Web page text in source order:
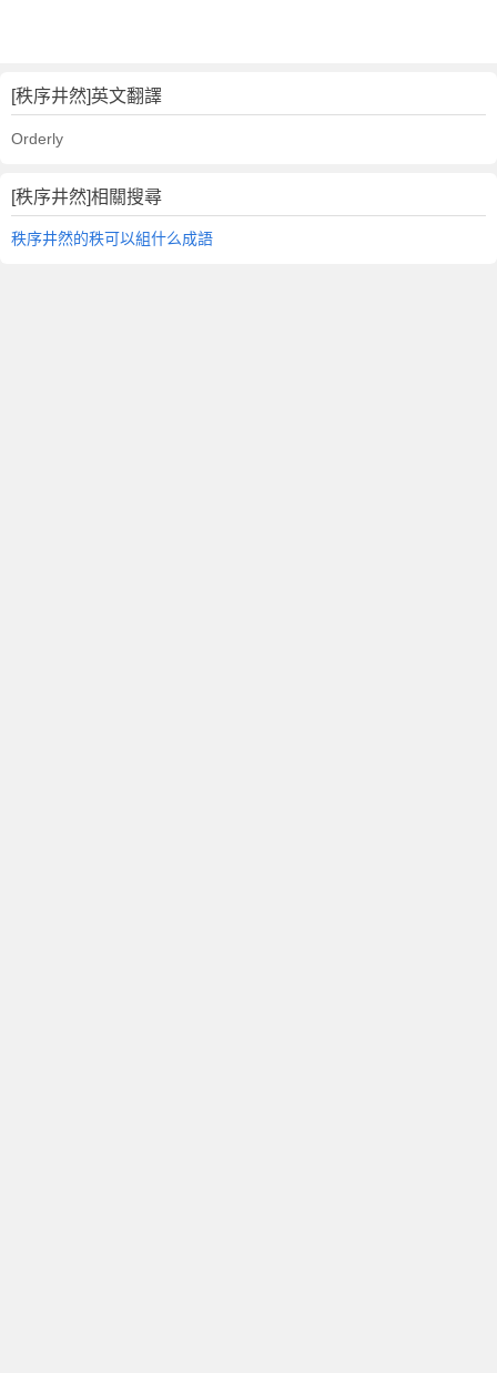
[秩序井然]英文翻譯
Orderly
[秩序井然]相關搜尋
秩序井然的秩可以組什么成語